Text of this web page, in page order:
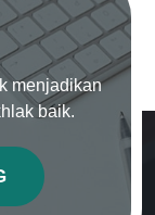
menjadikan
baik.